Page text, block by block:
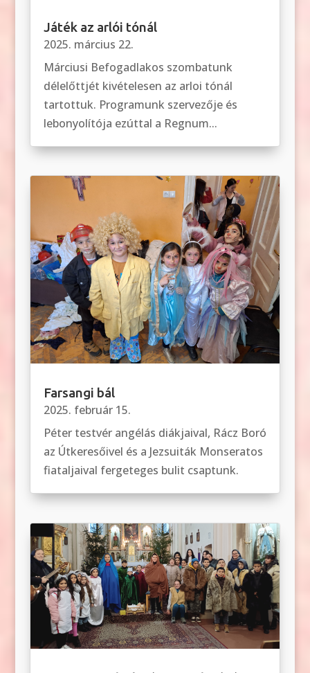
Játék az arlói tónál
2025. március 22.
Márciusi Befogadlakos szombatunk
délelőttjét kivételesen az arloi tónál
tartottuk. Programunk szervezője és
lebonyolítója ezúttal a Regnum...
Farsangi bál
2025. február 15.
Péter testvér angélás diákjaival, Rácz Boró
az Útkeresőivel és a Jezsuiták Monseratos
fiataljaival fergeteges bulit csaptunk.